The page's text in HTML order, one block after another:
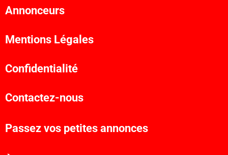
Annonceurs
Mentions Légales
Confidentialité
Contactez-nous
Passez vos petites annonces